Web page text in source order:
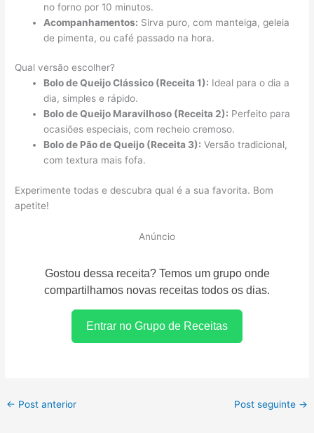
no forno por 10 minutos.
Acompanhamentos: Sirva puro, com manteiga, geleia
de pimenta, ou café passado na hora.
Qual versão escolher?
Bolo de Queijo Clássico (Receita 1): Ideal para o dia a
dia, simples e rápido.
Bolo de Queijo Maravilhoso (Receita 2): Perfeito para
ocasiões especiais, com recheio cremoso.
Bolo de Pão de Queijo (Receita 3): Versão tradicional,
com textura mais fofa.
Experimente todas e descubra qual é a sua favorita. Bom
apetite!
Anúncio
Gostou dessa receita? Temos um grupo onde
compartilhamos novas receitas todos os dias.
Entrar no Grupo de Receitas
← Post anterior Post seguinte →